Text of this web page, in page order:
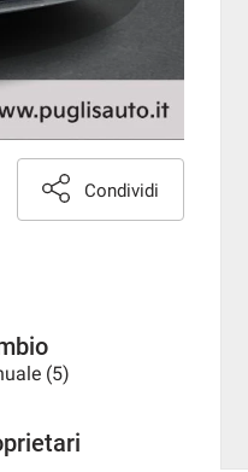
Condividi
(5)